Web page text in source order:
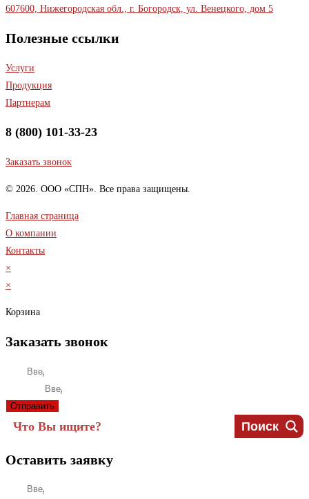
607600, Нижегородская обл., г. Богородск, ул. Венецкого, дом 5
Полезные ссылки
Услуги
Продукция
Партнерам
8 (800) 101-33-23
Заказать звонок
© 2026. ООО «СПН». Все права защищены.
Главная страница
О компании
Контакты
×
×
Корзина
Заказать звонок
Отправить
Поиск
Оставить заявку